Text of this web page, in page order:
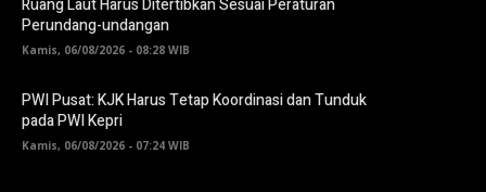
Ruang Laut Harus Ditertibkan Sesuai Peraturan
Perundang-undangan
Kamis, 06/08/2026 - 08:28 WIB
PWI Pusat: KJK Harus Tetap Koordinasi dan Tunduk
pada PWI Kepri
Kamis, 06/08/2026 - 07:24 WIB